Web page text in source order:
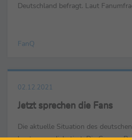
Deutschland befragt. Laut
FanQ
02.12.2021
Jetzt sprechen die Fans
Die aktuelle Situation des